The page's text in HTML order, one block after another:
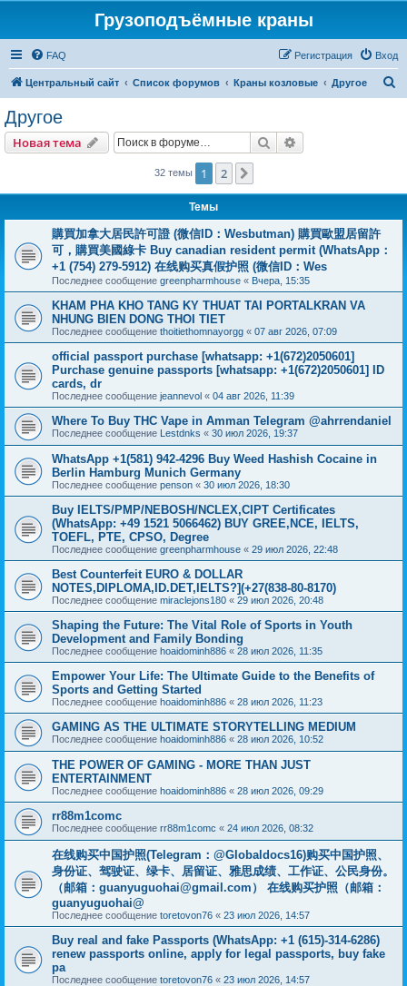
Грузоподъёмные краны
FAQ Вход
Регистрация
Центральный сайт Список форумов Краны козловые Другое
Другое
Новая тема Поиск
32 темы 1 2
Темы
購買加拿大居民許可證 (微信ID：Wesbutman) 購買歐盟居留許
可，購買美國綠卡 Buy canadian resident permit (WhatsApp：
+1 (754) 279-5912) 在线购买真假护照 (微信ID：Wes
Последнее сообщение greenpharmhouse « Вчера, 15:35
KHAM PHA KHO TANG KY THUAT TAI PORTALKRAN VA
NHUNG BIEN DONG THOI TIET
Последнее сообщение thoitiethomnayorgg « 07 авг 2026, 07:09
official passport purchase [whatsapp: +1(672)2050601]
Purchase genuine passports [whatsapp: +1(672)2050601] ID
cards, dr
Последнее сообщение jeannevol « 04 авг 2026, 11:39
Where To Buy THC Vape in Amman Telegram @ahrrendaniel
Последнее сообщение Lestdnks « 30 июл 2026, 19:37
WhatsApp +1(581) 942-4296 Buy Weed Hashish Cocaine in
Berlin Hamburg Munich Germany
Последнее сообщение penson « 30 июл 2026, 18:30
Buy IELTS/PMP/NEBOSH/NCLEX,CIPT Certificates
(WhatsApp: +49 1521 5066462) BUY GREE,NCE, IELTS,
TOEFL, PTE, CPSO, Degree
Последнее сообщение greenpharmhouse « 29 июл 2026, 22:48
Best Counterfeit EURO & DOLLAR
NOTES,DIPLOMA,ID.DET,IELTS?](+27(838-80-8170)
Последнее сообщение miraclejons180 « 29 июл 2026, 20:48
Shaping the Future: The Vital Role of Sports in Youth
Development and Family Bonding
Последнее сообщение hoaidominh886 « 28 июл 2026, 11:35
Empower Your Life: The Ultimate Guide to the Benefits of
Sports and Getting Started
Последнее сообщение hoaidominh886 « 28 июл 2026, 11:23
GAMING AS THE ULTIMATE STORYTELLING MEDIUM
Последнее сообщение hoaidominh886 « 28 июл 2026, 10:52
THE POWER OF GAMING - MORE THAN JUST
ENTERTAINMENT
Последнее сообщение hoaidominh886 « 28 июл 2026, 09:29
rr88m1comc
Последнее сообщение rr88m1comc « 24 июл 2026, 08:32
在线购买中国护照(Telegram：@Globaldocs16)购买中国护照、
身份证、驾驶证、绿卡、居留证、雅思成绩、工作证、公民身份。
（邮箱： guanyuguohai@gmail.com ） 在线购买护照（邮箱：
guanyuguohai@
Последнее сообщение toretovon76 « 23 июл 2026, 14:57
Buy real and fake Passports (WhatsApp: +1 (615)-314-6286)
renew passports online, apply for legal passports, buy fake
pa
Последнее сообщение toretovon76 « 23 июл 2026, 14:57